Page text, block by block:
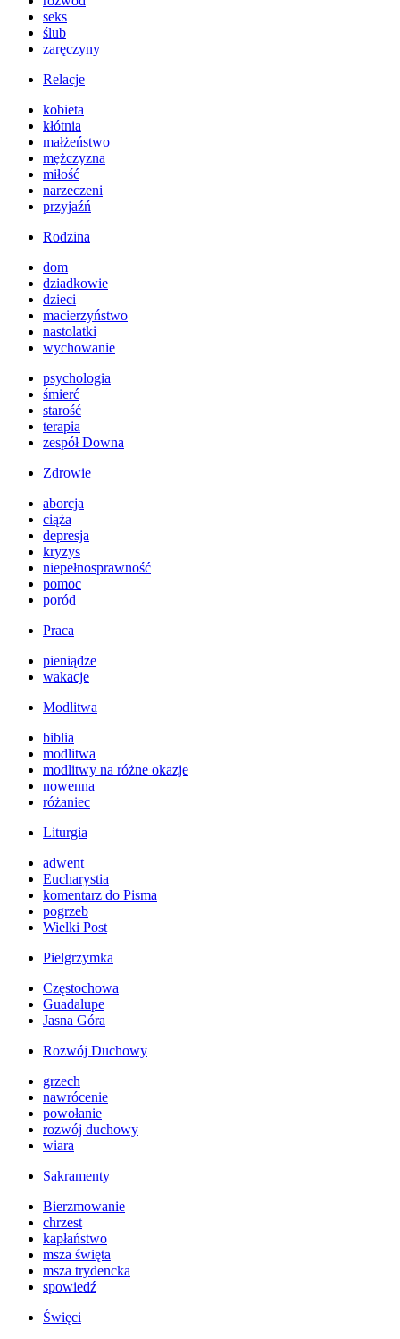
seks
ślub
zaręczyny
Relacje
kobieta
kłótnia
małżeństwo
mężczyzna
miłość
narzeczeni
przyjaźń
Rodzina
dom
dziadkowie
dzieci
macierzyństwo
nastolatki
wychowanie
psychologia
śmierć
starość
terapia
zespół Downa
Zdrowie
aborcja
ciąża
depresja
kryzys
niepełnosprawność
pomoc
poród
Praca
pieniądze
wakacje
Modlitwa
biblia
modlitwa
modlitwy na różne okazje
nowenna
różaniec
Liturgia
adwent
Eucharystia
komentarz do Pisma
pogrzeb
Wielki Post
Pielgrzymka
Częstochowa
Guadalupe
Jasna Góra
Rozwój Duchowy
grzech
nawrócenie
powołanie
rozwój duchowy
wiara
Sakramenty
Bierzmowanie
chrzest
kapłaństwo
msza święta
msza trydencka
spowiedź
Święci